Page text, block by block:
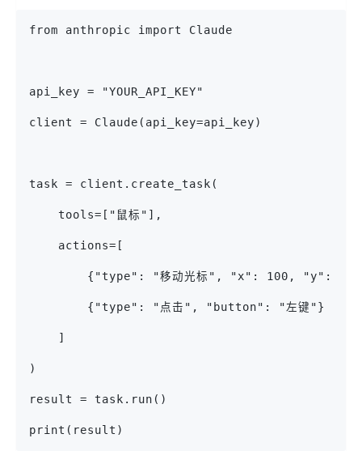
from anthropic import Claude
api_key = "YOUR_API_KEY"
client = Claude(api_key=api_key)
task = client.create_task(
    tools=["鼠标"],
    actions=[
{"type": "移动光标", "x": 100, "y":
        {"type": "点击", "button": "左键"}
    ]
)
result = task.run()
print(result)